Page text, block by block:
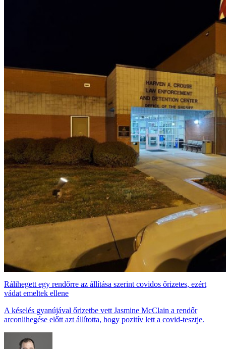
Rálihegett egy rendőrre az állítása szerint covidos őrizetes, ezért
vádat emeltek ellene
A késelés gyanújával őrizetbe vett Jasmine McClain a rendőr
arconlihegése előtt azt állította, hogy pozitív lett a covid-tesztje.